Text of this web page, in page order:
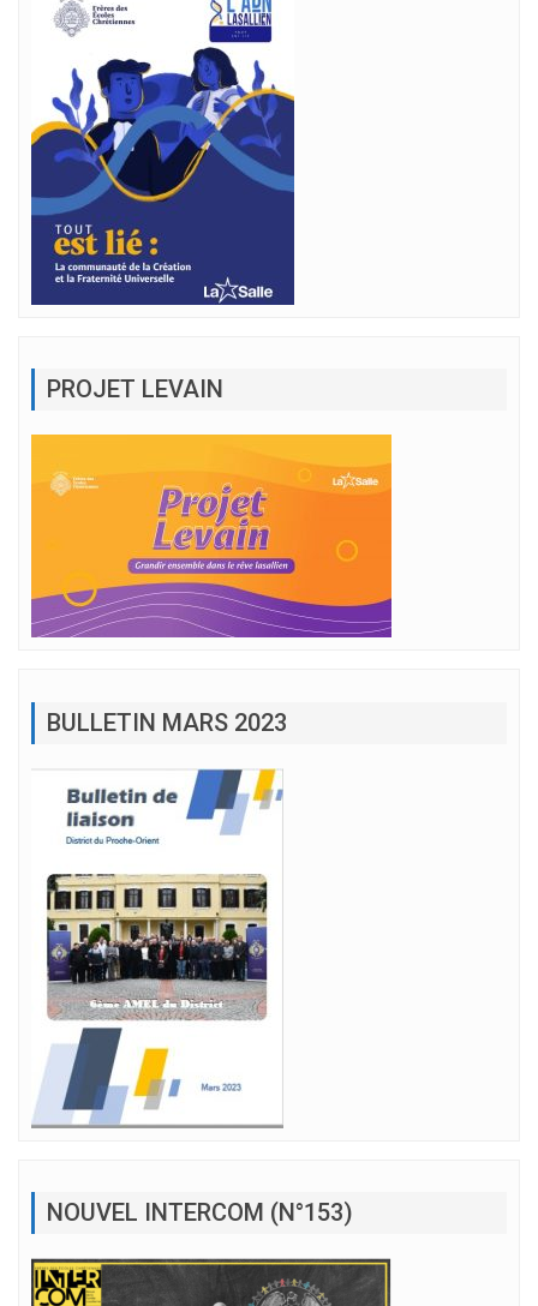
PROJET LEVAIN
BULLETIN MARS 2023
NOUVEL INTERCOM (N°153)